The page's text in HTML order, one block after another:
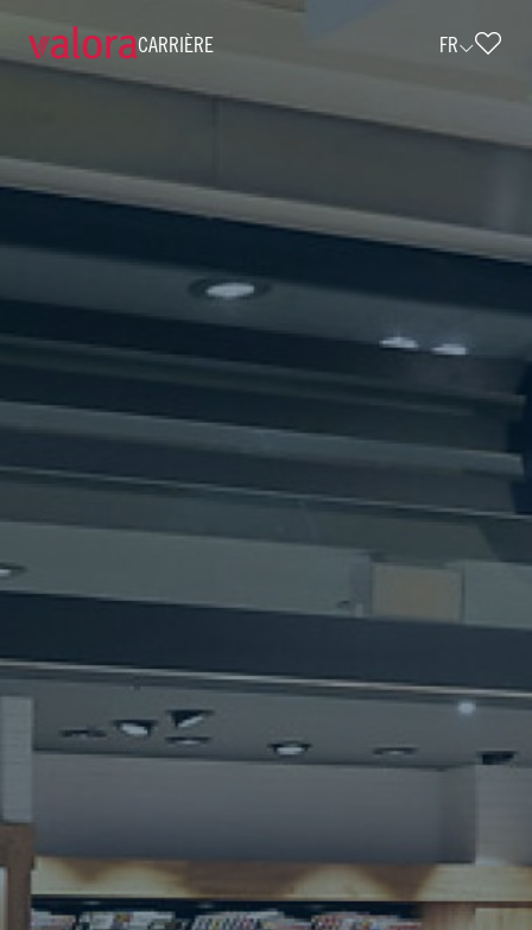
CARRIÈRE FR
Verkäufer cigo - Teilzeit (w/m/d) •